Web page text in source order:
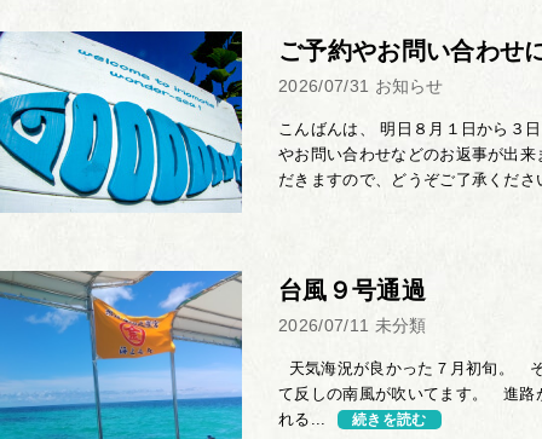
ご予約やお問い合わせ
2026/07/31 お知らせ
こんばんは、 明日８月１日から３
やお問い合わせなどのお返事が出
だきますので、どうぞご了承くださ
台風９号通過
2026/07/11 未分類
天気海況が良かった７月初旬。
て反しの南風が吹いてます。 進路
れる...
続きを読む